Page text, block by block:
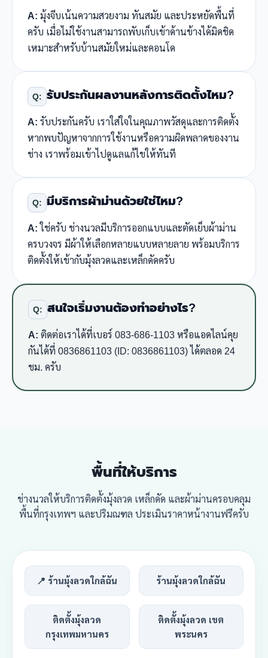
A: มุ้งจีบเน้นความสวยงาม ทันสมัย และประหยัดพื้นที่
ครับ เมื่อไม่ใช้งานสามารถพับเก็บเข้าด้านข้างได้มิดชิด
เหมาะสำหรับบ้านสมัยใหม่และคอนโด
Q: รับประกันผลงานหลังการติดตั้งไหม?
A: รับประกันครับ เราใส่ใจในคุณภาพวัสดุและการติดตั้ง
หากพบปัญหาจากการใช้งานหรือความผิดพลาดของงาน
ช่าง เราพร้อมเข้าไปดูแลแก้ไขให้ทันที
Q: มีบริการผ้าม่านด้วยใช่ไหม?
A:ใช่ครับ ช่างนวลมีบริการออกแบบและตัดเย็บผ้าม่าน
ครบวงจร มีผ้าให้เลือกหลายแบบหลายลาย พร้อมบริการ
ติดตั้งให้เข้ากับมุ้งลวดและเหล็กดัดครับ
Q: สนใจเริ่มงานต้องทำอย่างไร?
A: ติดต่อเราได้ที่เบอร์ 083-686-1103 หรือแอดไลน์คุย
กันได้ที่ 0836861103 (ID: 0836861103) ได้ตลอด 24
ชม. ครับ
พื้นที่ให้บริการ
ช่างนวลให้บริการติดตั้งมุ้งลวด เหล็กดัด และผ้าม่านครอบคลุม
พื้นที่กรุงเทพฯ และปริมณฑล ประเมินราคาหน้างานฟรีครับ
📍 ร้านมุ้งลวดใกล้ฉัน ร้านมุ้งลวดใกล้ฉัน
ติดตั้งมุ้งลวด
กรุงเทพมหานคร
ติดตั้งมุ้งลวด เขต
พระนคร